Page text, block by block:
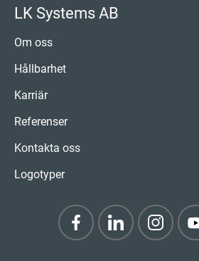
LK Systems AB
Om oss
Hållbarhet
Karriär
Referenser
Kontakta oss
Logotyper